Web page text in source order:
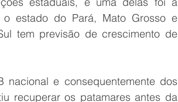
estado do Pará, Mato Grosso e
tem previsão de crescimento de
e consequentemente dos
recuperar os patamares antes da